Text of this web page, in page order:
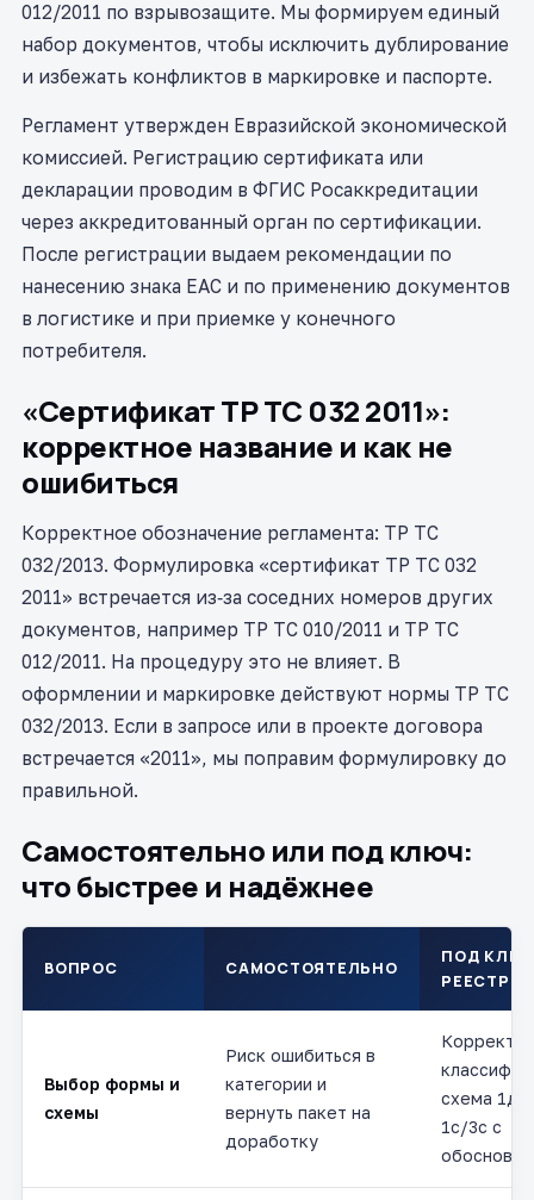
012/2011 по взрывозащите. Мы формируем единый
набор документов, чтобы исключить дублирование
и избежать конфликтов в маркировке и паспорте.
Регламент утвержден Евразийской экономической
комиссией. Регистрацию сертификата или
декларации проводим в ФГИС Росаккредитации
через аккредитованный орган по сертификации.
После регистрации выдаем рекомендации по
нанесению знака ЕАС и по применению документов
в логистике и при приемке у конечного
потребителя.
«Сертификат ТР ТС 032 2011»:
корректное название и как не
ошибиться
Корректное обозначение регламента: ТР ТС
032/2013. Формулировка «сертификат ТР ТС 032
2011» встречается из‑за соседних номеров других
документов, например ТР ТС 010/2011 и ТР ТС
012/2011. На процедуру это не влияет. В
оформлении и маркировке действуют нормы ТР ТС
032/2013. Если в запросе или в проекте договора
встречается «2011», мы поправим формулировку до
правильной.
Самостоятельно или под ключ:
что быстрее и надёжнее
ВОПРОС САМОСТОЯТЕЛЬНО
ПОД
РЕЕСТР
Выбор формы и
схемы
Риск ошибиться в
категории и
вернуть пакет на
доработку
схема 1д/
1с/3с с